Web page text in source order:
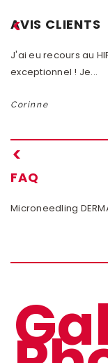
AVIS CLIENTS
J'ai eu recours au
exceptionnel ! Je...
Corinne
FAQ
Microneedling